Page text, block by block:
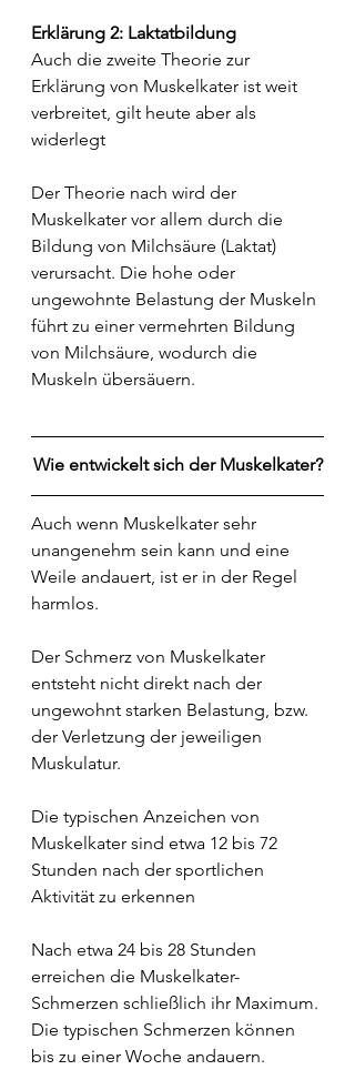
Erklärung 2: Laktatbildung
Auch die zweite Theorie zur
Erklärung von Muskelkater ist weit
verbreitet, gilt heute aber als
widerlegt
Der Theorie nach wird der
Muskelkater vor allem durch die
Bildung von Milchsäure (Laktat)
verursacht. Die hohe oder
ungewohnte Belastung der Muskeln
führt zu einer vermehrten Bildung
von Milchsäure, wodurch die
Muskeln übersäuern.
Wie entwickelt sich der Muskelkater?
Auch wenn Muskelkater sehr
unangenehm sein kann und eine
Weile andauert, ist er in der Regel
harmlos.
Der Schmerz von Muskelkater
entsteht nicht direkt nach der
ungewohnt starken Belastung, bzw.
der Verletzung der jeweiligen
Muskulatur.
Die typischen Anzeichen von
Muskelkater sind etwa 12 bis 72
Stunden nach der sportlichen
Aktivität zu erkennen
Nach etwa 24 bis 28 Stunden
erreichen die Muskelkater-
Schmerzen schließlich ihr Maximum.
Die typischen Schmerzen können
bis zu einer Woche andauern.